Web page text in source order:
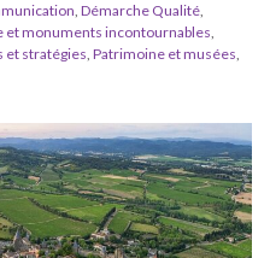
, Démarche Qualité,
et monuments incontournables,
et stratégies, Patrimoine et musées,